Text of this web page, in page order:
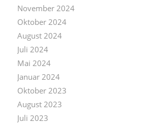
November 2024
Oktober 2024
August 2024
Juli 2024
Mai 2024
Januar 2024
Oktober 2023
August 2023
Juli 2023